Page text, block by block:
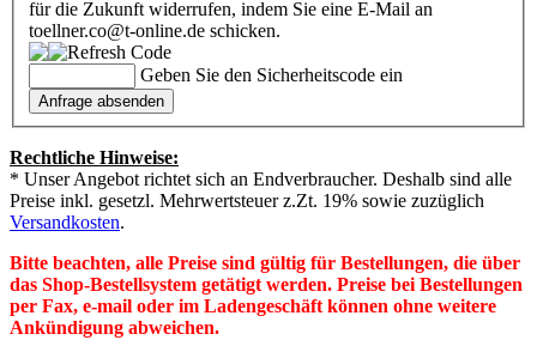
für die Zukunft widerrufen, indem Sie eine E-Mail an
toellner.co@t-online.de schicken.
Geben Sie den Sicherheitscode ein
Rechtliche Hinweise:
* Unser Angebot richtet sich an Endverbraucher. Deshalb sind alle
Preise inkl. gesetzl. Mehrwertsteuer z.Zt. 19% sowie zuzüglich
Versandkosten.
Bitte beachten, alle Preise sind gültig für Bestellungen, die über
das Shop-Bestellsystem getätigt werden. Preise bei Bestellungen
per Fax, e-mail oder im Ladengeschäft können ohne weitere
Ankündigung abweichen.